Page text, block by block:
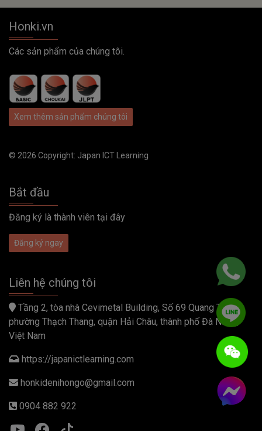
Honki.vn
Các sản phẩm của chúng tôi.
Xem thêm sản phẩm chúng tôi
© 2026 Copyright: Japan ICT Learning
Bắt đầu
Đăng ký là thành viên tại đây
Đăng ký ngay
Liên hệ chúng tôi
Tầng 2, tòa nhà Cevimetal Building, Số 69 Quang Trung,
phường Thạch Thang, quận Hải Châu, thành phố Đà Nẵng,
Việt Nam
https://japanictlearning.com
honkidenihongo@gmail.com
0904 882 922